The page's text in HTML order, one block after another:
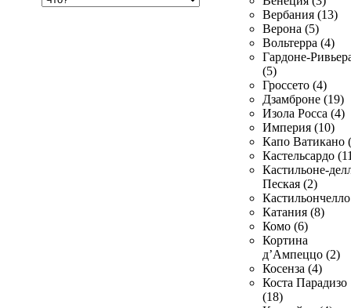
Вербания (13)
Верона (5)
Вольтерра (4)
Гардоне-
(5)
Гроссето (4)
Дзамброне (19)
Изола Росса (4)
Империя (10)
Капо Ватикано
Кастельсардо
Кастильоне-
Пеская (2)
Катания (8)
Комо (6)
Кортина
д’Ампеццо (2)
Косенза (4)
Коста Парадизо
(18)